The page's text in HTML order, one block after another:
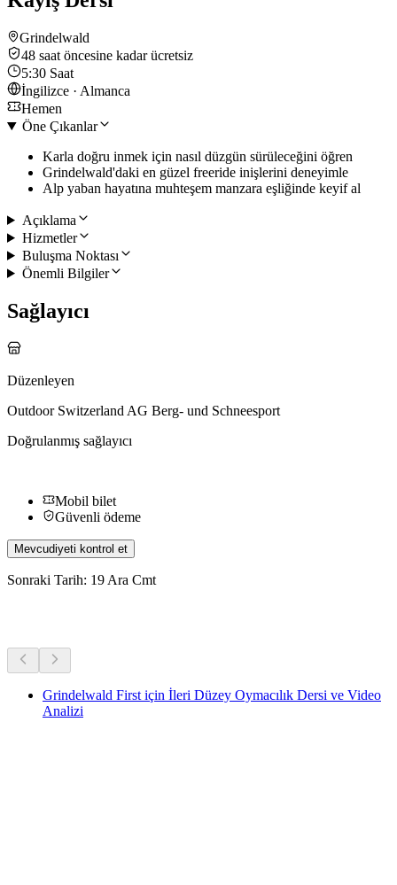
Grindelwald
48 saat öncesine kadar ücretsiz
5:30 Saat
İngilizce · Almanca
Hemen
Öne Çıkanlar
Karla doğru inmek için nasıl düzgün sürüleceğini öğren
Grindelwald'daki en güzel freeride inişlerini deneyimle
Alp yaban hayatına muhteşem manzara eşliğinde keyif al
Açıklama
Hizmetler
Buluşma Noktası
Önemli Bilgiler
Sağlayıcı
Düzenleyen
Outdoor Switzerland AG Berg- und Schneesport
Doğrulanmış sağlayıcı
Mobil bilet
Güvenli ödeme
Mevcudiyeti kontrol et
Sonraki Tarih: 19 Ara Cmt
Grindelwald First için İleri Düzey Oymacılık Dersi ve Video
Analizi